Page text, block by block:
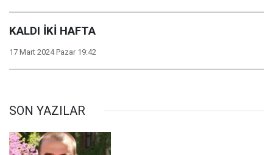
KALDI İKİ HAFTA
17 Mart 2024 Pazar 19:42
SON YAZILAR